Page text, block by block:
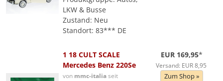
LKW & Busse
Zustand: Neu
Standort: 83*** DE
1 18 CULT SCALE
Mercedes Benz 220Se
von mmc-italiaseit
EUR 169,95*
Versand: EUR 8,95
Zum Shop »